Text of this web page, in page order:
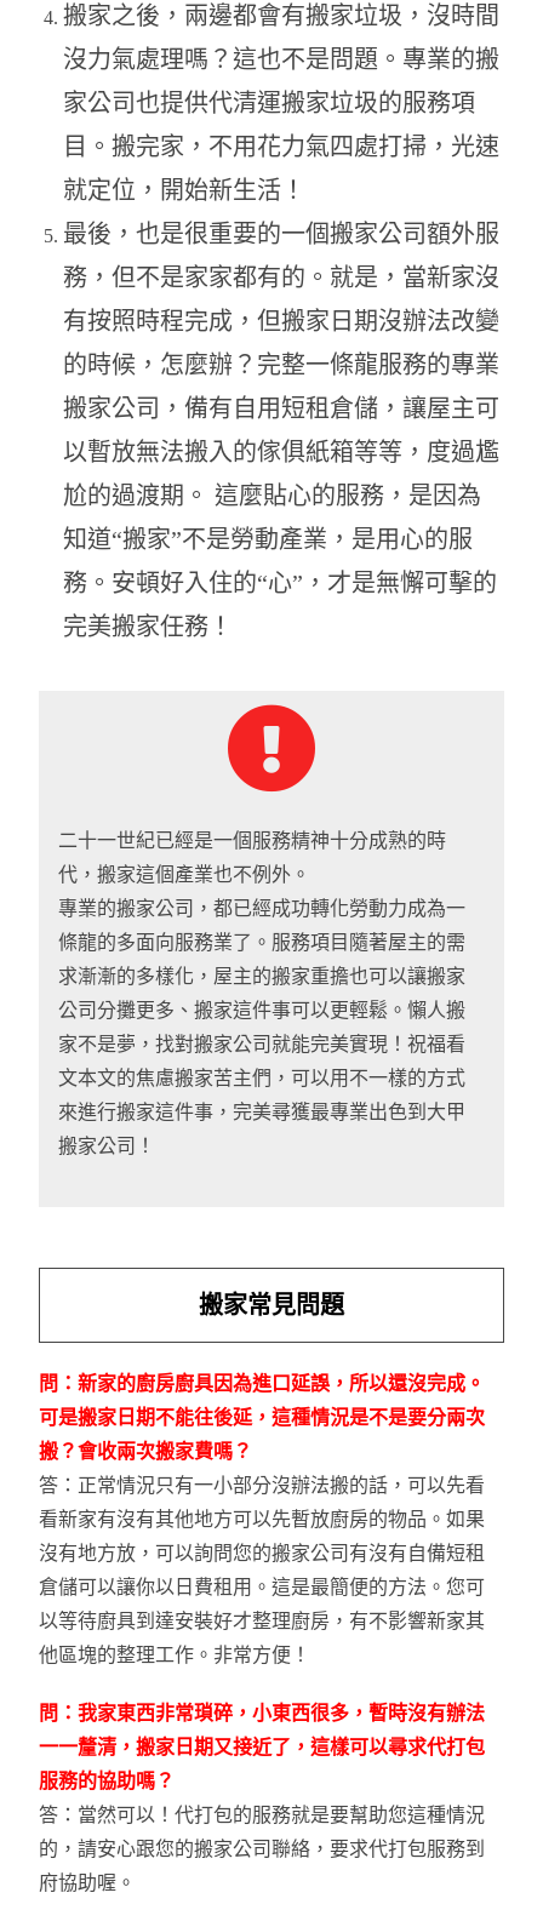
搬家之後，兩邊都會有搬家垃圾，沒時間
沒力氣處理嗎？這也不是問題。專業的搬
家公司也提供代清運搬家垃圾的服務項
目。搬完家，不用花力氣四處打掃，光速
就定位，開始新生活！
最後，也是很重要的一個搬家公司額外服
務，但不是家家都有的。就是，當新家沒
有按照時程完成，但搬家日期沒辦法改變
的時候，怎麼辦？完整一條龍服務的專業
搬家公司，備有自用短租倉儲，讓屋主可
以暫放無法搬入的傢俱紙箱等等，度過尷
尬的過渡期。 這麼貼心的服務，是因為
知道“搬家”不是勞動產業，是用心的服
務。安頓好入住的“心”，才是無懈可擊的
完美搬家任務！
二十一世紀已經是一個服務精神十分成熟的時
代，搬家這個產業也不例外。
專業的搬家公司，都已經成功轉化勞動力成為一
條龍的多面向服務業了。服務項目隨著屋主的需
求漸漸的多樣化，屋主的搬家重擔也可以讓搬家
公司分攤更多、搬家這件事可以更輕鬆。懶人搬
家不是夢，找對搬家公司就能完美實現！祝福看
文本文的焦慮搬家苦主們，可以用不一樣的方式
來進行搬家這件事，完美尋獲最專業出色到大甲
搬家公司！
搬家常見問題
問：新家的廚房廚具因為進口延誤，所以還沒完成。
可是搬家日期不能往後延，這種情況是不是要分兩次
搬？會收兩次搬家費嗎？
答：正常情況只有一小部分沒辦法搬的話，可以先看
看新家有沒有其他地方可以先暫放廚房的物品。如果
沒有地方放，可以詢問您的搬家公司有沒有自備短租
倉儲可以讓你以日費租用。這是最簡便的方法。您可
以等待廚具到達安裝好才整理廚房，有不影響新家其
他區塊的整理工作。非常方便！
問：我家東西非常瑣碎，小東西很多，暫時沒有辦法
一一釐清，搬家日期又接近了，這樣可以尋求代打包
服務的協助嗎？
答：當然可以！代打包的服務就是要幫助您這種情況
的，請安心跟您的搬家公司聯絡，要求代打包服務到
府協助喔。